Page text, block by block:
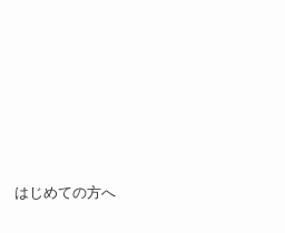
はじめての方へ